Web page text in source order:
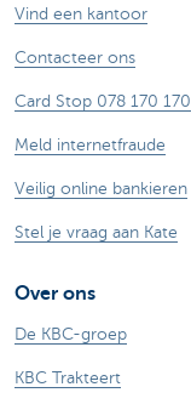
Vind een kantoor
Contacteer ons
Card Stop 078 170 170
Meld internetfraude
Veilig online bankieren
Stel je vraag aan Kate
Over ons
De KBC-groep
KBC Trakteert